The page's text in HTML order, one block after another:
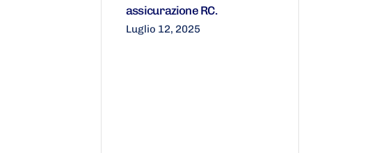
assicurazione RC.
Luglio 12, 2025